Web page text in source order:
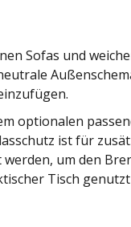
Sofas und
optionalen
ist für
um den
Tisch